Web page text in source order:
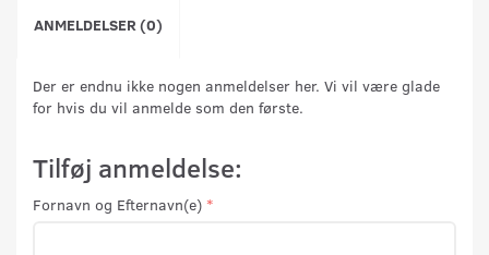
ANMELDELSER (0)
Der er endnu ikke nogen anmeldelser her. Vi vil være glade
for hvis du vil anmelde som den første.
Tilføj anmeldelse:
Fornavn og Efternavn(e)